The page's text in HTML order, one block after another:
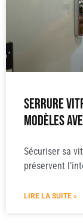
Serrure
modèles
Sécuriser sa
préservent
LIRE LA SUITE »